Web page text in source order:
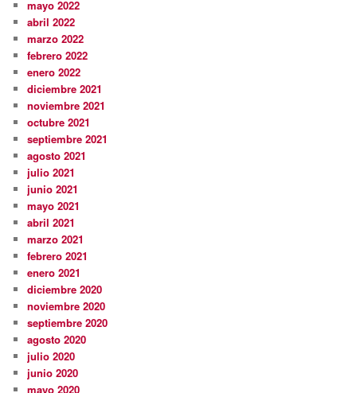
mayo 2022
abril 2022
marzo 2022
febrero 2022
enero 2022
diciembre 2021
noviembre 2021
octubre 2021
septiembre 2021
agosto 2021
julio 2021
junio 2021
mayo 2021
abril 2021
marzo 2021
febrero 2021
enero 2021
diciembre 2020
noviembre 2020
septiembre 2020
agosto 2020
julio 2020
junio 2020
mayo 2020